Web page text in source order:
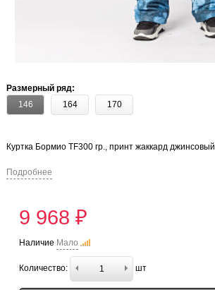
Размерный ряд:
146
164 170
Куртка Бормио TF300 гр., принт жаккард джинсовый
Подробнее
9 968 ₽
Наличие Мало
Количество: шт